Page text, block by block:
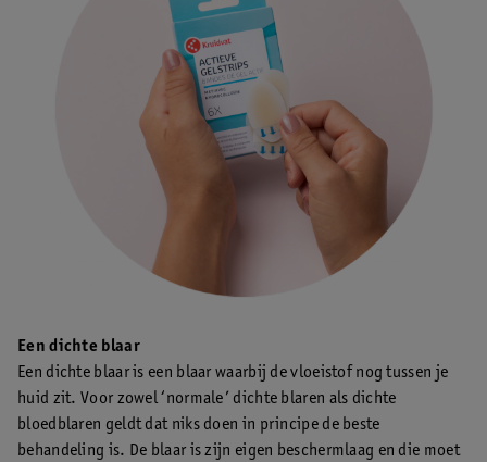
Een dichte blaar
Een dichte blaar is een blaar waarbij de vloeistof nog tussen je
huid zit. Voor zowel ‘normale’ dichte blaren als dichte
bloedblaren geldt dat niks doen in principe de beste
behandeling is. De blaar is zijn eigen beschermlaag en die moet